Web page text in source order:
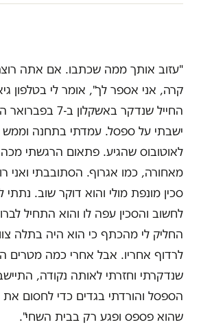
"עזוב אותך ממה שכתבו. אם אתה
קרה, אני אספר לך", אומר לי בטלפון
החייל שנדקר באשקלון
ישבתי על ספסל. עמדתי בתחנה וממש
לאוטובוס שהגיע. פתאום הרגשתי
מאחורה, כמו אגרוף. הסתובבתי ואני
סכין מונפת מולי והוא דוקר שוב. נתתי
לחשוב והסכין עפה לו והוא התחיל
החליק לי מהכתף כי הוא היה בתלה
לרדוף אחריו. אבל אחרי כמה מטרים
שנדקרתי וחזרתי לאותה נקודה,
הספסל והורדתי בגדים כדי לחסום
שהוא פספס ופגע רק בבית השחי".